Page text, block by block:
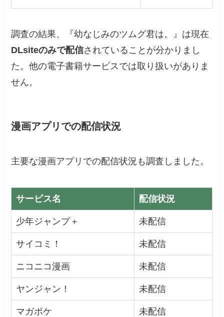
調査の結果、『幼なじみのツムグ君は。』は現在
DLsiteのみで配信されていることが分かりまし
た。他の電子書籍サービスでは取り扱いがありま
せん。
漫画アプリでの配信状況
主要な漫画アプリでの配信状況も調査しました。
サービス名 配信状況
少年ジャンプ＋ 未配信
サイコミ！ 未配信
ニコニコ漫画 未配信
ヤンジャン！ 未配信
マガポケ 未配信